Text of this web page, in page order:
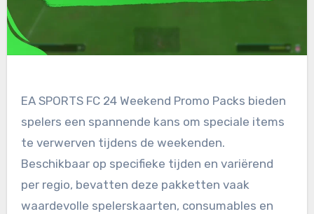
EA SPORTS FC 24 Weekend Promo Packs bieden
spelers een spannende kans om speciale items
te verwerven tijdens de weekenden.
Beschikbaar op specifieke tijden en variërend
per regio, bevatten deze pakketten vaak
waardevolle spelerskaarten, consumables en